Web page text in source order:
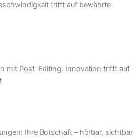
trifft auf bewährte
mit Post-Editing: Innovation trifft auf
Ihre Botschaft – hörbar, sichtbar